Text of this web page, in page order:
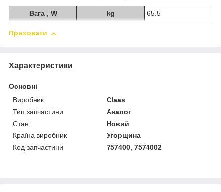
Вага , W kg 65.5
Приховати
Характеристики
Основні
Виробник
Claas
Тип запчастини
Аналог
Стан
Новий
Країна виробник
Угорщина
Код запчастини
757400, 7574002